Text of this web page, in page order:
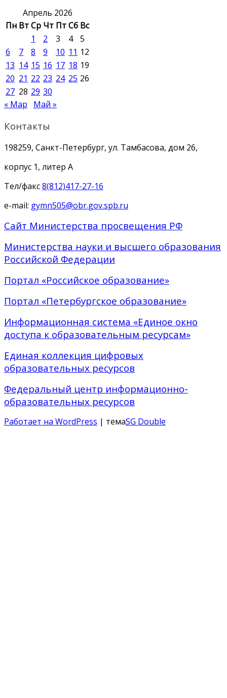
Апрель 2026
Пн ВтСр Чт ПтСб Вс
1
2 3 4
5
6
7 8 9 10 11 12
13 14 15 16 17 18 19
20 21 22 23 24 25 26
27 28 29 30
« Мар
Май »
Контакты
198259, Санкт-Петербург, ул. Тамбасова, дом 26,
корпус 1, литер А
Тел/факс8(812)417-27-16
e-mail: gymn505@obr.gov.spb.ru
Сайт Министерства просвещения РФ
Министерства науки и высшего образования
Российской Федерации
Портал «Российское образование»
Портал «Петербургское образование»
Информационная система «Единое окно
доступа к образовательным ресурсам»
Единая коллекция цифровых
образовательных ресурсов
Федеральный центр информационно-
образовательных ресурсов
Работает на WordPress | темаSG Double